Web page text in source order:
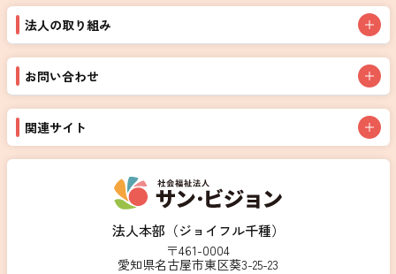
法人本部（ジョイフル千種）
〒461-0004
愛知県名古屋市東区葵3-25-23
法人の取り組み
お問い合わせ
関連サイト